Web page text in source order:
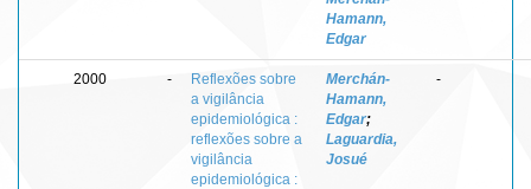
Hamann,
Edgar
2000 -
Reflexões sobre
a vigilância
epidemiológica :
reflexões sobre a
vigilância
epidemiológica :
Merchán-
Hamann,
Edgar;
Laguardia,
Josué
-